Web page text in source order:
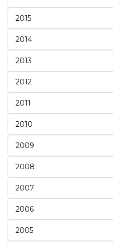
2015
2014
2013
2012
2011
2010
2009
2008
2007
2006
2005